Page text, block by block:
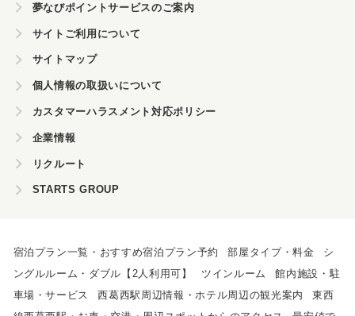
宿泊プラン一覧・おすすめ宿泊プラン予約 部屋タイプ・料金
シ
ングルルーム・ダブル【2人利用可】
ツインルーム
館内施設・駐
車場・サービス
西葛西駅周辺情報・ホテル周辺の観光案内
東西
夢なびポイントサービスのご案内
サイトご利用について
サイトマップ
個人情報の取扱いについて
カスタマーハラスメント対応ポリシー
企業情報
リクルート
STARTS GROUP